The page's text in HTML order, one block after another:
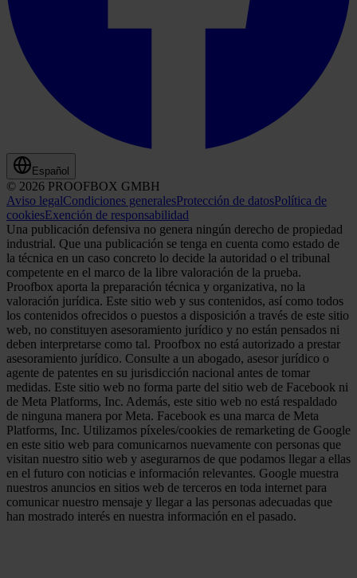
Español
© 2026 PROOFBOX GMBH
Aviso legalCondiciones generalesProtección de datosPolítica de
cookiesExención de responsabilidad
Una publicación defensiva no genera ningún derecho de propiedad
industrial. Que una publicación se tenga en cuenta como estado de
la técnica en un caso concreto lo decide la autoridad o el tribunal
competente en el marco de la libre valoración de la prueba.
Proofbox aporta la preparación técnica y organizativa, no la
valoración jurídica. Este sitio web y sus contenidos, así como todos
los contenidos ofrecidos o puestos a disposición a través de este sitio
web, no constituyen asesoramiento jurídico y no están pensados ni
deben interpretarse como tal. Proofbox no está autorizado a prestar
asesoramiento jurídico. Consulte a un abogado, asesor jurídico o
agente de patentes en su jurisdicción nacional antes de tomar
medidas. Este sitio web no forma parte del sitio web de Facebook ni
de Meta Platforms, Inc. Además, este sitio web no está respaldado
de ninguna manera por Meta. Facebook es una marca de Meta
Platforms, Inc. Utilizamos píxeles/cookies de remarketing de Google
en este sitio web para comunicarnos nuevamente con personas que
visitan nuestro sitio web y asegurarnos de que podamos llegar a ellas
en el futuro con noticias e información relevantes. Google muestra
nuestros anuncios en sitios web de terceros en toda internet para
comunicar nuestro mensaje y llegar a las personas adecuadas que
han mostrado interés en nuestra información en el pasado.